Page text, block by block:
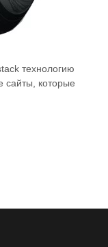
технологию
сайты, которые